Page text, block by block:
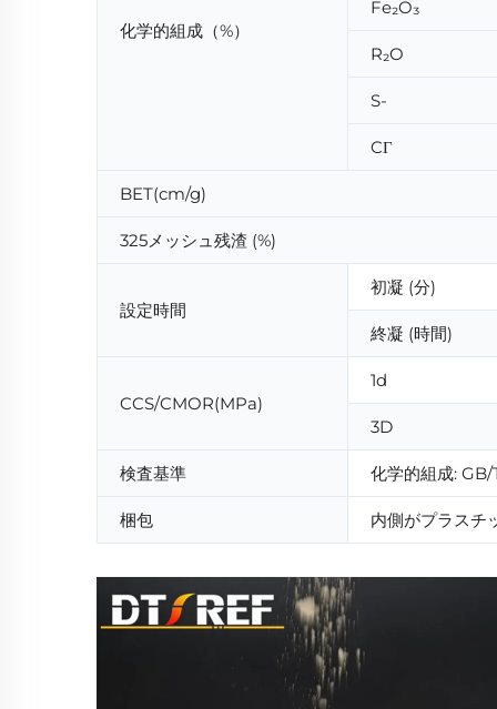
化学的組成（%）
Fe₂O₃
R₂O
S-
CΓ
BET(cm/g)
325メッシュ残渣 (%)
設定時間
初凝 (分)
終凝 (時間)
CCS/CMOR(MPa)
1d
3D
検査基準 化学的組成:
梱包 内側がプラスチ